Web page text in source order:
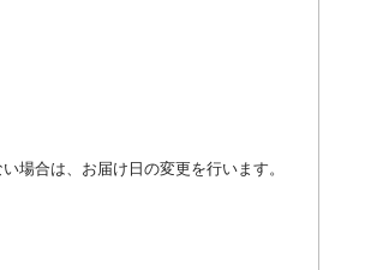
場合は、お届け日の変更を行います。